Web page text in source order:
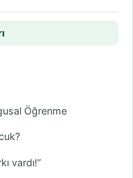
Öğrenme
vardı!”